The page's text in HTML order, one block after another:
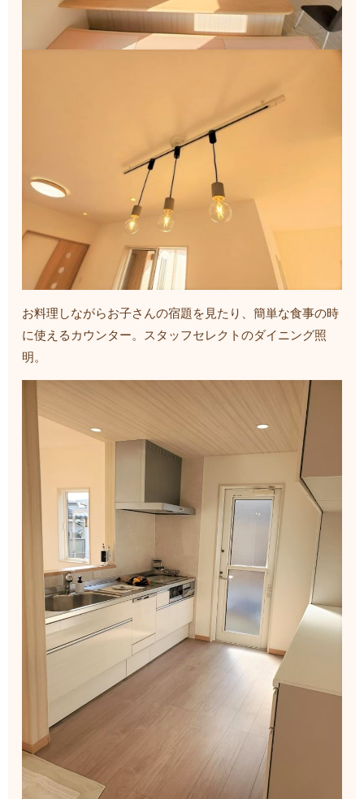
お料理しながらお子さんの宿題を見たり、簡単な食事の時
に使えるカウンター。スタッフセレクトのダイニング照
明。